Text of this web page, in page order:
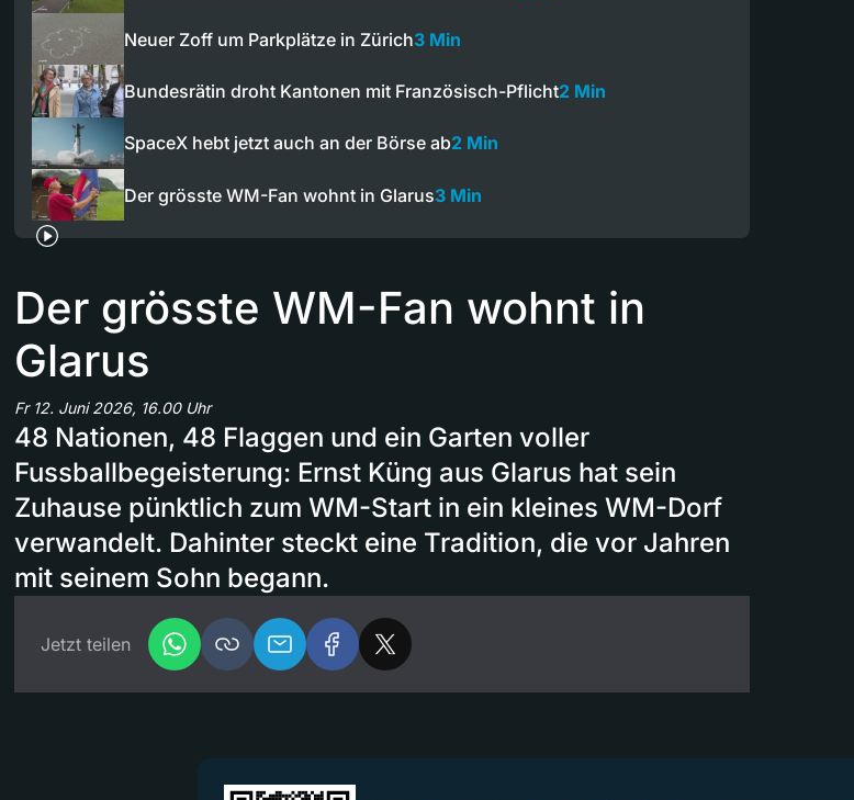
Neuer Zoff um Parkplätze in Zürich3 Min
Bundesrätin droht Kantonen mit Französisch-Pflicht2 Min
SpaceX hebt jetzt auch an der Börse ab2 Min
Der grösste WM-Fan wohnt in Glarus3 Min
Der grösste WM-Fan wohnt in
Glarus
Fr 12. Juni 2026, 16.00 Uhr
48 Nationen, 48 Flaggen und ein Garten voller
Fussballbegeisterung: Ernst Küng aus Glarus hat sein
Zuhause pünktlich zum WM-Start in ein kleines WM-Dorf
verwandelt. Dahinter steckt eine Tradition, die vor Jahren
mit seinem Sohn begann.
Jetzt teilen